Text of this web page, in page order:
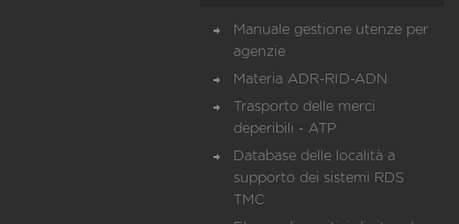
Manuale gestione utenze per
agenzie
Materia ADR-RID-ADN
Trasporto delle merci
deperibili - ATP
Database delle località a
supporto dei sistemi RDS
TMC